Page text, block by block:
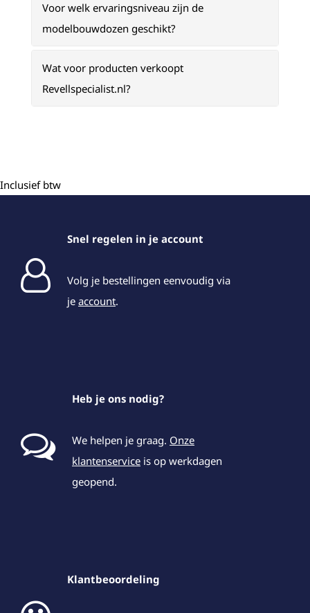
Voor welk ervaringsniveau zijn de
modelbouwdozen geschikt?
Wat voor producten verkoopt
Revellspecialist.nl?
Inclusief btw
Snel regelen in je account
Volg je bestellingen eenvoudig via
je account.
Heb je ons nodig?
We helpen je graag. Onze
klantenservice is op werkdagen
geopend.
Klantbeoordeling